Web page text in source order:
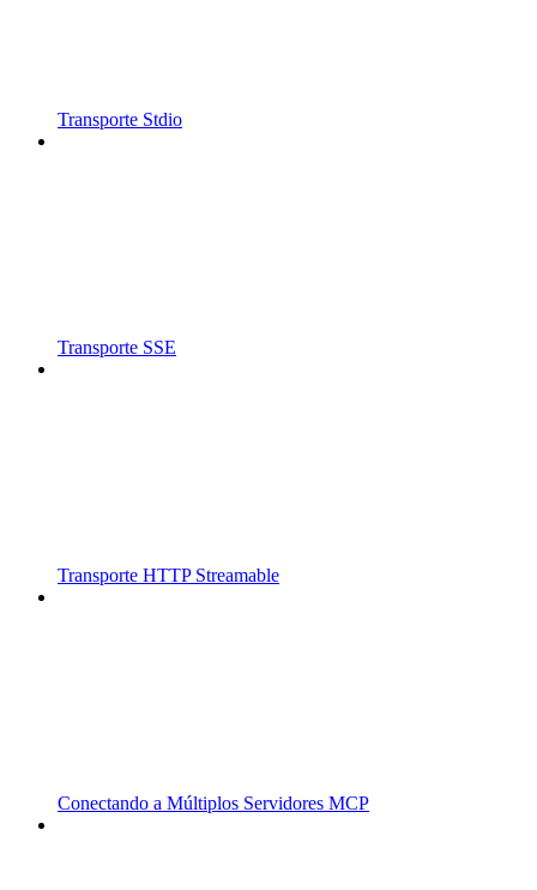
Transporte Stdio
Transporte SSE
Transporte HTTP Streamable
Conectando a Múltiplos Servidores MCP